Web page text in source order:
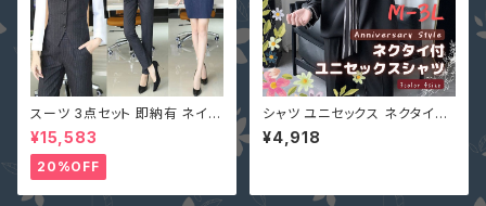
スーツ 3点セット 即納有 ネイビ
ー グレー S M L 2L 3L 4L 大
きいサイズ パンツ or スカート＋
ジャケット＋ベスト ストライプ X
Z-X10083
¥15,583
20%OFF
シャツ ユニセックス ネクタイ付
メンズ レディース 男女兼用 黒
M L 2L 3L 即納 トップス 51116
¥4,918